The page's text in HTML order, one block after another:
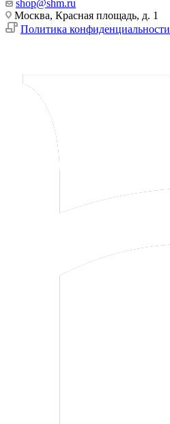
shop@shm.ru
Москва, Красная площадь, д. 1
Политика конфиденциальности